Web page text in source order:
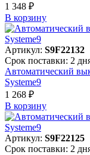
1 348 ₽
В корзинy
Артикул: S9F22132
Срок поставки: 2
Автоматический
Systeme9
1 268 ₽
В корзинy
Артикул: S9F22125
Срок поставки: 2